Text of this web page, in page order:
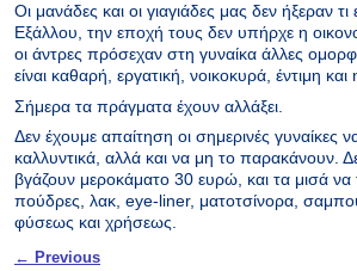
Οι μανάδες και οι γιαγιάδες μας δεν ήξεραν τι
Εξάλλου, την εποχή τους δεν υπήρχε η
οι άντρες πρόσεχαν στη γυναίκα άλλες
είναι καθαρή, εργατική, νοικοκυρά, έντιμη και
Σήμερα τα πράγματα έχουν αλλάξει.
Δεν έχουμε απαίτηση οι σημερινές γυναίκες
καλλυντικά, αλλά και να μη το παρακάνουν.
βγάζουν μεροκάματο 30 ευρώ, και τα μισά να
πούδρες, λακ, eye-liner, ματοτσίνορα,
φύσεως και χρήσεως.
Post navigation
← Previous